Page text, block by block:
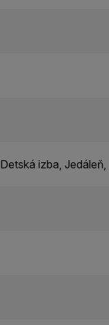
Detská izba,